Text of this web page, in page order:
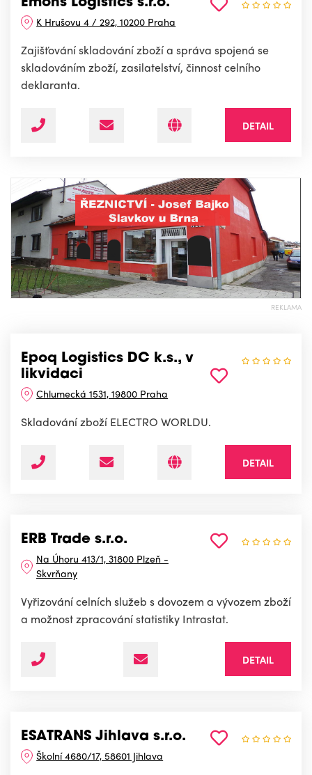
Emons Logistics s.r.o.
K Hrušovu 4 / 292, 10200 Praha
Zajišťování skladování zboží a správa spojená se
skladováním zboží, zasilatelství, činnost celního
deklaranta.
DETAIL
REKLAMA
Epoq Logistics DC k.s., v
likvidaci
Chlumecká 1531, 19800 Praha
Skladování zboží ELECTRO WORLDU.
DETAIL
ERB Trade s.r.o.
Na Úhoru 413/1, 31800 Plzeň -
Skvrňany
Vyřizování celních služeb s dovozem a vývozem zboží
a možnost zpracování statistiky Intrastat.
DETAIL
ESATRANS Jihlava s.r.o.
Školní 4680/17, 58601 Jihlava